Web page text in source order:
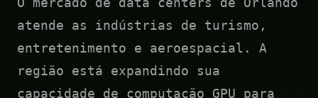
atende as indústrias de turismo,
entretenimento e aeroespacial. A
região está expandindo sua
capacidade de computação GPU para